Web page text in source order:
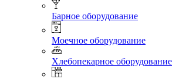
Барное оборудование
Моечное оборудование
Хлебопекарное оборудование